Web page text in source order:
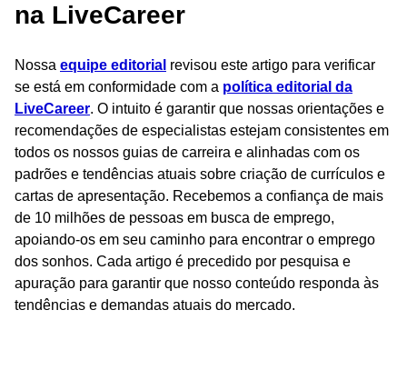
na LiveCareer
Nossa equipe editorial revisou este artigo para verificar
se está em conformidade com a política editorial da
LiveCareer. O intuito é garantir que nossas orientações e
recomendações de especialistas estejam consistentes em
todos os nossos guias de carreira e alinhadas com os
padrões e tendências atuais sobre criação de currículos e
cartas de apresentação. Recebemos a confiança de mais
de 10 milhões de pessoas em busca de emprego,
apoiando-os em seu caminho para encontrar o emprego
dos sonhos. Cada artigo é precedido por pesquisa e
apuração para garantir que nosso conteúdo responda às
tendências e demandas atuais do mercado.